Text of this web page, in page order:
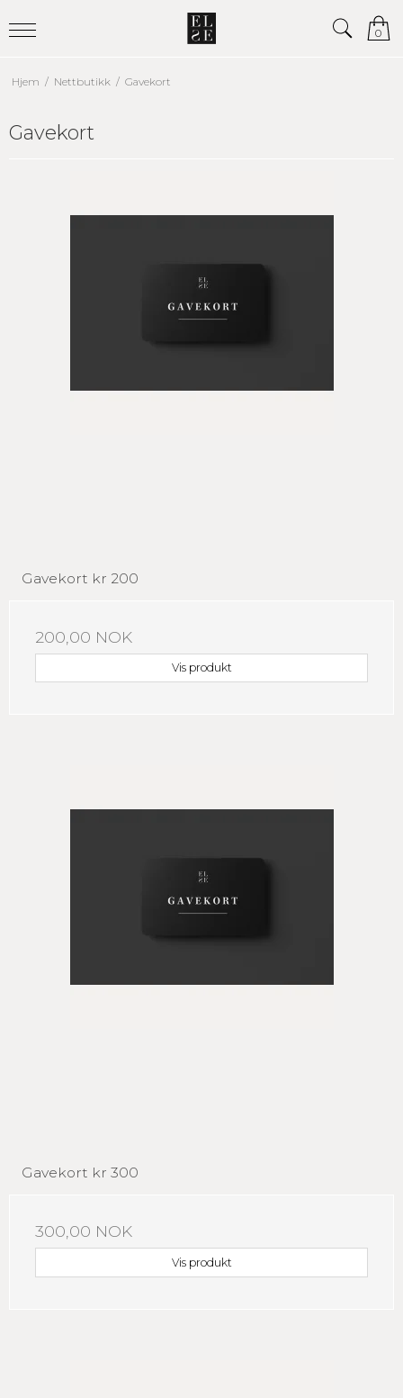
0
Hjem / Nettbutikk / Gavekort
Gavekort
Gavekort kr 200
200,00 NOK
Vis produkt
Gavekort kr 300
300,00 NOK
Vis produkt